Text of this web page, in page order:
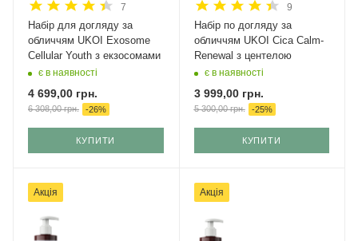
7
Набір для догляду за
обличчям UKOI Exosome
Cellular Youth з екзосомами
є в наявності
4 699,00 грн.
6 308,00грн. -26%
КУПИТИ
9
Набір по догляду за
обличчям UKOI Cica Calm-
Renewal з центелою
є в наявності
3 999,00грн.
5 300,00грн. -25%
КУПИТИ
Акція Акція